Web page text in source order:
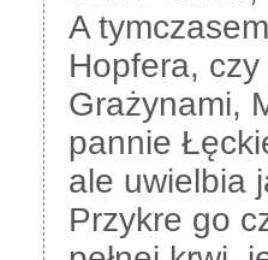
A
Hopfera,
Grażynami,
pannie
ale uwielbia
Przykre go